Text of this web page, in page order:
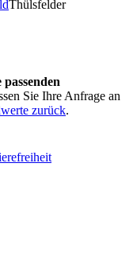
Thülsfelder
passenden
Sie Ihre Anfrage an
zurück.